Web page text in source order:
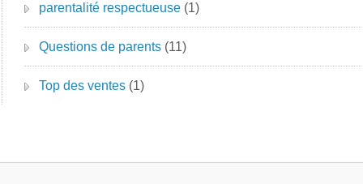
parentalité respectueuse (1)
Questions de parents (11)
Top des ventes (1)